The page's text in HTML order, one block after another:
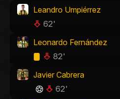
Leandro Umpiérrez
62'
Leonardo Fernández
82'
Javier Cabrera
62'